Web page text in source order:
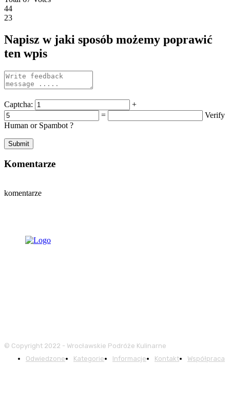
44
23
Napisz w jaki sposób możemy poprawić
ten wpis
Captcha:
+
=
Verify
Human or Spambot ?
Komentarze
komentarze
© Copyright 2022 - Wrocławskie Podróże Kulinarne
Odwiedzone
Kategorie Informacje Kontakt Współpraca